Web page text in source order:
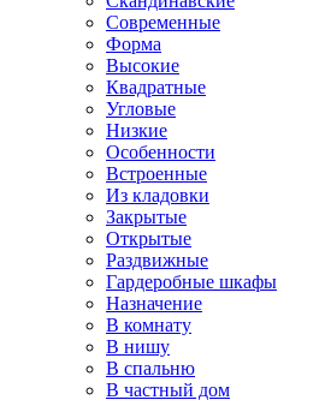
Современные
Форма
Высокие
Квадратные
Угловые
Низкие
Особенности
Встроенные
Из кладовки
Закрытые
Открытые
Раздвижные
Гардеробные шкафы
Назначение
В комнату
В нишу
В спальню
В частный дом